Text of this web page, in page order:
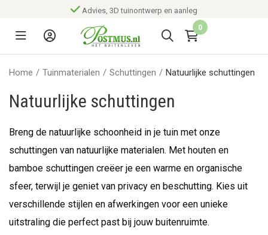
Advies, 3D tuinontwerp en aanleg
0
Home / Tuinmaterialen / Schuttingen / Natuurlijke schuttingen
Natuurlijke schuttingen
Breng de natuurlijke schoonheid in je tuin met onze
schuttingen van natuurlijke materialen. Met houten en
bamboe schuttingen creëer je een warme en organische
sfeer, terwijl je geniet van privacy en beschutting. Kies uit
verschillende stijlen en afwerkingen voor een unieke
uitstraling die perfect past bij jouw buitenruimte.